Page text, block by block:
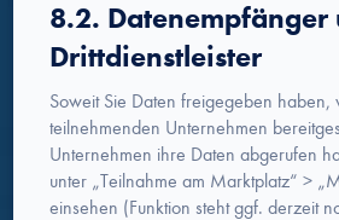
8.2. Datenempfänger
Drittdienstleister
Soweit Sie Daten freigegeben haben,
teilnehmenden Unternehmen
Unternehmen ihre Daten abgerufen
unter „Teilnahme am Marktplatz“ >
einsehen (Funktion steht ggf. derzeit